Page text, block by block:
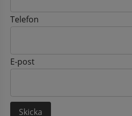
Telefon
E-post